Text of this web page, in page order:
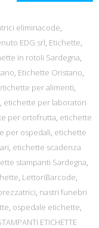
eliminacode,
EDG srl, Etichette,
in rotoli Sardegna,
, Etichette Oristano,
per alimenti,
, etichette per laboratori
per ortofrutta, etichette
per ospedali, etichette
, etichette scadenza
stampanti Sardegna,
, LettoriBarcode,
, nastri funebri
, ospedale etichette,
ETICHETTE